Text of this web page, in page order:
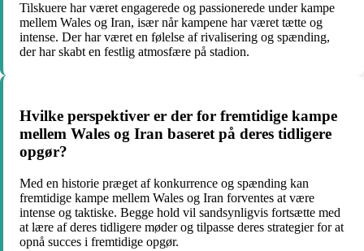
Tilskuere har været engagerede og passionerede under kampe
mellem Wales og Iran, især når kampene har været tætte og
intense. Der har været en følelse af rivalisering og spænding,
der har skabt en festlig atmosfære på stadion.
Hvilke perspektiver er der for fremtidige kampe
mellem Wales og Iran baseret på deres tidligere
opgør?
Med en historie præget af konkurrence og spænding kan
fremtidige kampe mellem Wales og Iran forventes at være
intense og taktiske. Begge hold vil sandsynligvis fortsætte med
at lære af deres tidligere møder og tilpasse deres strategier for at
opnå succes i fremtidige opgør.